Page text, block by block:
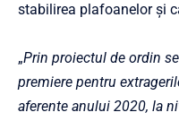
stabilirea plafoanelor şi
„Prin proiectul de ordin
premiere pentru
aferente anului 2020, la